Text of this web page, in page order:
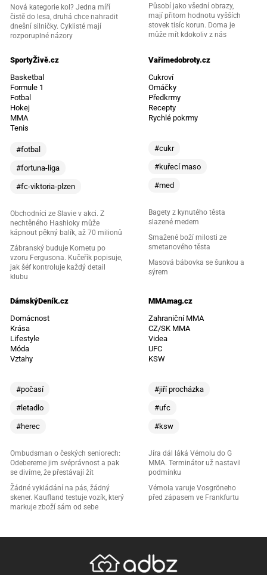
Nová kategorie kol? Jedna míří
čistě do lesa, druhá chce nahradit
dnešní silničky. Cyklisté mají
rozporuplné názory
Působí jako všední obrazy,
mají přitom hodnotu vyšších
stovek tisíc korun. Doma je
může mít kdokoliv z nás
SportyŽivě.cz
Basketbal
Formule 1
Fotbal
Hokej
MMA
Tenis
#fotbal
#fortuna-liga
#fc-viktoria-plzen
Obchodníci ze Slavie v akci. Z
nechtěného Hashioky může
kápnout pěkný balík, až 70 milionů
Zábranský buduje Kometu po
vzoru Fergusona. Kučeřík popisuje,
jak šéf kontroluje každý detail
klubu
Vařímedobroty.cz
Cukroví
Omáčky
Předkrmy
Recepty
Rychlé pokrmy
#cukr
#kuřecí maso
#med
Bagety z kynutého těsta
slazené medem
Smažené boží milosti ze
smetanového těsta
Masová bábovka se šunkou a
sýrem
DámskýDeník.cz
Domácnost
Krása
Lifestyle
Móda
Vztahy
#počasí
#letadlo
#herec
Ombudsman o českých seniorech:
Odebereme jim svéprávnost a pak
se divíme, že přestávají žít
Žádné vykládání na pás, žádný
skener. Kaufland testuje vozík, který
markuje zboží sám od sebe
MMAmag.cz
Zahraniční MMA
CZ/SK MMA
Videa
UFC
KSW
#jiří procházka
#ufc
#ksw
Jíra dál láká Vémolu do G
MMA. Terminátor už nastavil
podmínku
Vémola varuje Vosgröneho
před zápasem ve Frankfurtu